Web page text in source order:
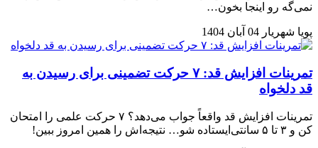
نمی‌گه رو اینجا بخون…
پویا شهریار 04 آبان 1404
تمرینات افزایش قد: ۷ حرکت تضمینی برای رسیدن به
قد دلخواه
تمرینات افزایش قد واقعاً جواب می‌دهد؟ ۷ حرکت علمی را امتحان
کن و ۳ تا ۵ سانتی‌ایستاده شو… نتیجه‌اش را همین امروز ببین!